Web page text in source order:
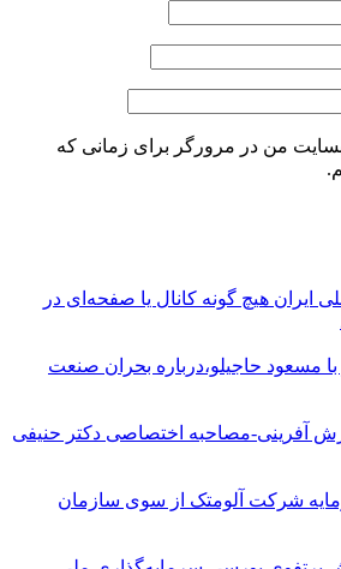
من در مرورگر برای زمانی که
هیچ گونه کانال یا صفحه‌ای در
مسعود حاجیلو،درباره بحران صنعت
ارزش آفرینی-مصاحبه اختصاصی دکتر حنیفی
شرکت آلومتک از سوی سازمان